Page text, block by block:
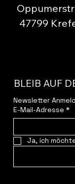
47799
BLEIB AUF
Newsletter
E-Mail-Adresse *
Ja, ich